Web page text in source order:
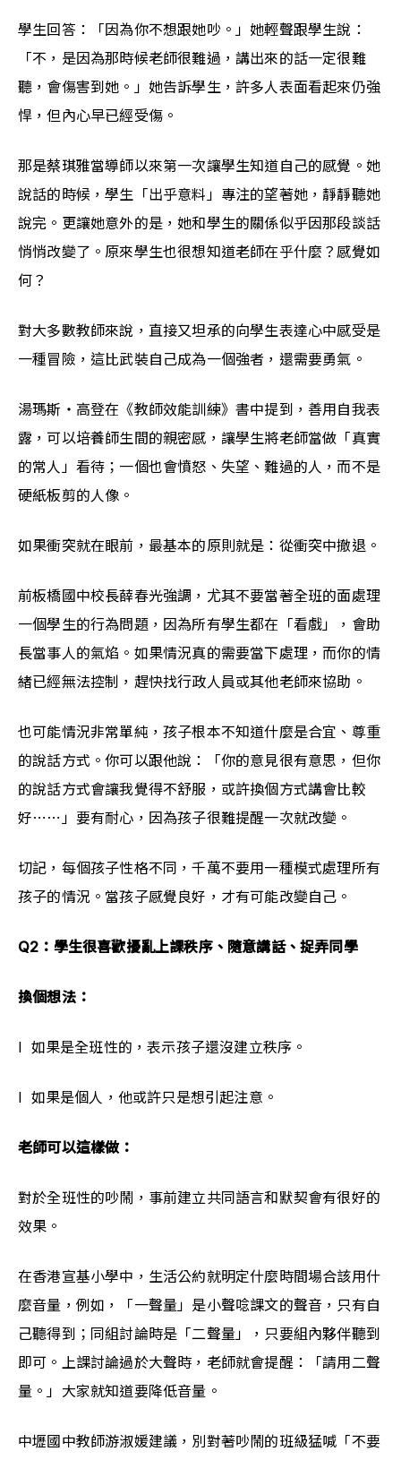
學生回答：「因為你不想跟她吵。」她輕聲跟學生說：
「不，是因為那時候老師很難過，講出來的話一定很難
聽，會傷害到她。」她告訴學生，許多人表面看起來仍強
悍，但內心早已經受傷。
那是蔡琪雅當導師以來第一次讓學生知道自己的感覺。她
說話的時候，學生「出乎意料」專注的望著她，靜靜聽她
說完。更讓她意外的是，她和學生的關係似乎因那段談話
悄悄改變了。原來學生也很想知道老師在乎什麼？感覺如
何？
對大多數教師來說，直接又坦承的向學生表達心中感受是
一種冒險，這比武裝自己成為一個強者，還需要勇氣。
湯瑪斯・高登在《教師效能訓練》書中提到，善用自我表
露，可以培養師生間的親密感，讓學生將老師當做「真實
的常人」看待；一個也會憤怒、失望、難過的人，而不是
硬紙板剪的人像。
如果衝突就在眼前，最基本的原則就是：從衝突中撤退。
前板橋國中校長薛春光強調，尤其不要當著全班的面處理
一個學生的行為問題，因為所有學生都在「看戲」，會助
長當事人的氣焰。如果情況真的需要當下處理，而你的情
緒已經無法控制，趕快找行政人員或其他老師來協助。
也可能情況非常單純，孩子根本不知道什麼是合宜、尊重
的說話方式。你可以跟他說：「你的意見很有意思，但你
的說話方式會讓我覺得不舒服，或許換個方式講會比較
好⋯⋯」要有耐心，因為孩子很難提醒一次就改變。
切記，每個孩子性格不同，千萬不要用一種模式處理所有
孩子的情況。當孩子感覺良好，才有可能改變自己。
Q2：學生很喜歡擾亂上課秩序、隨意講話、捉弄同學
換個想法：
l  如果是全班性的，表示孩子還沒建立秩序。
l  如果是個人，他或許只是想引起注意。
老師可以這樣做：
對於全班性的吵鬧，事前建立共同語言和默契會有很好的
效果。
在香港宣基小學中，生活公約就明定什麼時間場合該用什
麼音量，例如，「一聲量」是小聲唸課文的聲音，只有自
己聽得到；同組討論時是「二聲量」，只要組內夥伴聽到
即可。上課討論過於大聲時，老師就會提醒：「請用二聲
量。」大家就知道要降低音量。
中壢國中教師游淑媛建議，別對著吵鬧的班級猛喊「不要